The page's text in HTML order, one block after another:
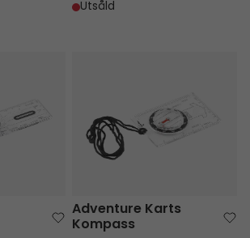
Utsåld
Adventure Karts
Kompass